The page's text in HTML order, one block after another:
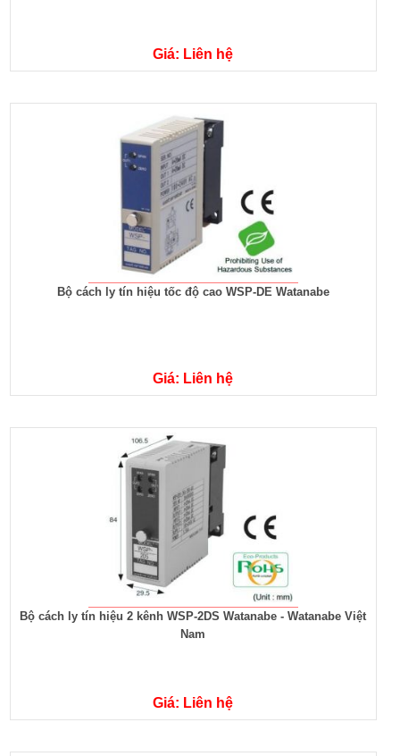
Giá: Liên hệ
Bộ cách ly tín hiệu tốc độ cao WSP-DE Watanabe
Giá: Liên hệ
Bộ cách ly tín hiệu 2 kênh WSP-2DS Watanabe - Watanabe Việt
Nam
Giá: Liên hệ